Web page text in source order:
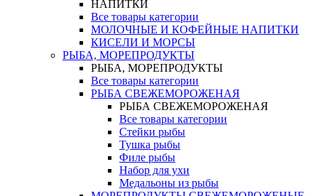
НАПИТКИ
Все товары категории
МОЛОЧНЫЕ И КОФЕЙНЫЕ НАПИТКИ
КИСЕЛИ И МОРСЫ
РЫБА, МОРЕПРОДУКТЫ
РЫБА, МОРЕПРОДУКТЫ
Все товары категории
РЫБА СВЕЖЕМОРОЖЕНАЯ
РЫБА СВЕЖЕМОРОЖЕНАЯ
Все товары категории
Стейки рыбы
Тушка рыбы
Филе рыбы
Набор для ухи
Медальоны из рыбы